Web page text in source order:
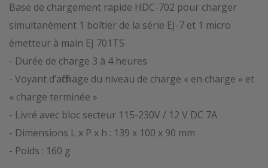
Base de chargement rapide HDC-702 pour charger
simultanément 1 boîtier de la série EJ-7 et 1 micro
émetteur à main EJ 701TS
- Durée de charge 3 à 4 heures
- Voyant d’affichage du niveau de charge « en charge » et
« charge terminée »
- Livré avec bloc secteur 115-230V / 12 V DC 7A
- Dimensions L x P x h : 139 x 100 x 90 mm
- Poids : 160 g